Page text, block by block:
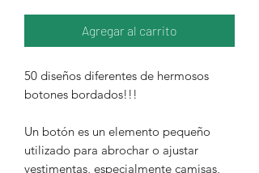
Agregar al carrito
50 diseños diferentes de hermosos
botones bordados!!!
Un botón es un elemento pequeño
utilizado para abrochar o ajustar
vestimentas, especialmente camisas,